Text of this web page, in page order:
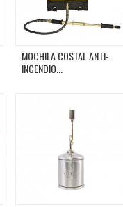
MOCHILA COSTAL ANTI-
INCENDIO...